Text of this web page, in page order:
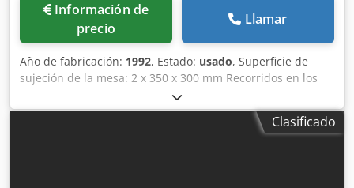
Información de
precio
Llamar
Año de fabricación: 1992, Estado: usado, Superficie de
sujeción de la mesa: 2 x 350 x 300 mm Recorridos en los
ejes x/y/z: 700/300/250 mm Dkodpfx Acscaldxj Njr
Portaherramientas: BT 30 ISA Distancia mínima/máxima
entre la mesa y el husillo: 450 mm Velocidades de giro del
Clasificado